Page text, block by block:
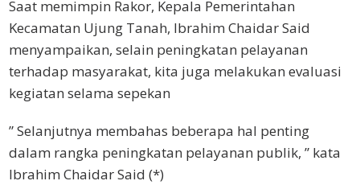
Saat memimpin Rakor, Kepala Pemerintahan
Kecamatan Ujung Tanah, Ibrahim Chaidar Said
menyampaikan, selain peningkatan pelayanan
terhadap masyarakat, kita juga melakukan evaluasi
kegiatan selama sepekan
” Selanjutnya membahas beberapa hal penting
dalam rangka peningkatan pelayanan publik, ” kata
Ibrahim Chaidar Said (*)